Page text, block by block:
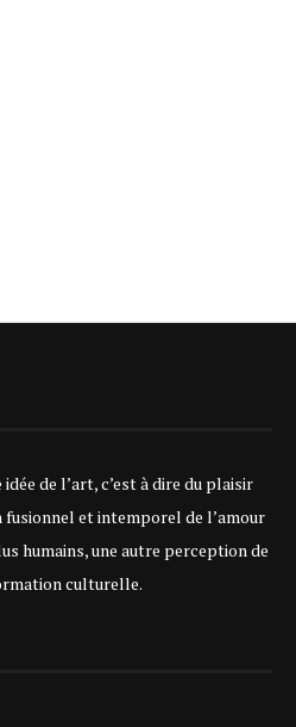
de l’art, c’est à dire du plaisir
fusionnel et intemporel de l’amour
humains, une autre perception de
culturelle.